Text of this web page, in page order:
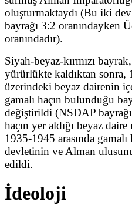
oluşturmaktaydı (Bu iki
bayrağı 3:2 oranındayken
oranındadır).
Siyah-beyaz-kırmızı
yürürlükte kaldıktan sonra,
üzerindeki beyaz dairenin
gamalı haçın bulunduğu
değiştirildi (NSDAP
haçın yer aldığı beyaz
1935-1945 arasında
devletinin ve Alman
edildi.
İdeoloji